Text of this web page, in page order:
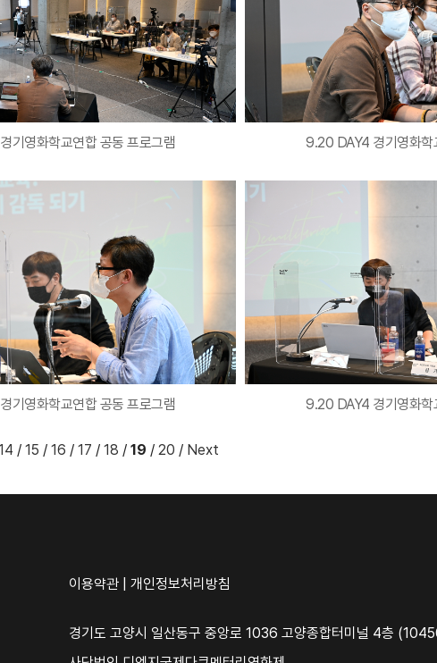
기영화학교연합 공동 프로그램 9.20 DAY4 경기영화학
기영화학교연합 공동 프로그램 9.20 DAY4 경기영화학
/ 15 / 16 / 17 / 18 / 19 / 20 / Next
이용약관 개인정보처리방침
경기도 고양시 일산동구 중앙로 1036 고양종합터미널 4층